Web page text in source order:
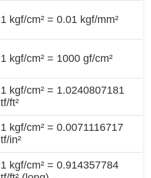
1 kgf/cm² = 0.01 kgf/mm²
1 kgf/cm² = 1000 gf/cm²
1 kgf/cm² = 1.0240807181
tf/ft²
1 kgf/cm² = 0.0071116717
tf/in²
1 kgf/cm² = 0.914357784